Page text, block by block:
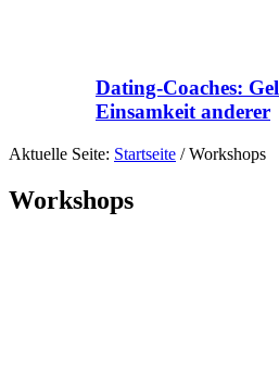
Dating-Coaches:
Einsamkeit anderer
Aktuelle Seite: Startseite /Workshops
Workshops